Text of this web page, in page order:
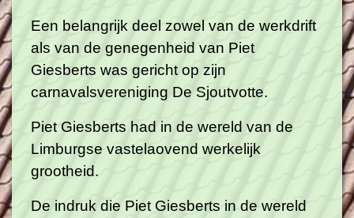
Een belangrijk deel zowel van de werkdrift
als van de genegenheid van Piet
Giesberts was gericht op zijn
carnavalsvereniging De Sjoutvotte.
Piet Giesberts had in de wereld van de
Limburgse vastelaovend werkelijk
grootheid.
De indruk die Piet Giesberts in de wereld